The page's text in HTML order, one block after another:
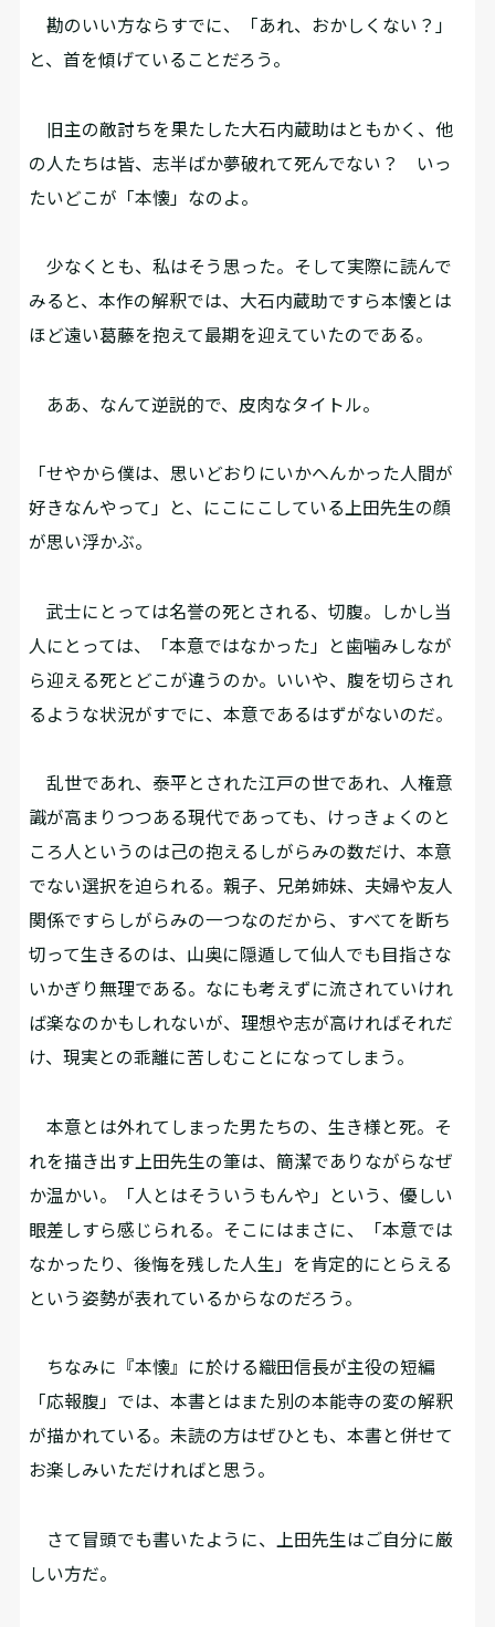
勘のいい方ならすでに、「あれ、おかしくない？」
と、首を傾げていることだろう。
旧主の敵討ちを果たした大石内蔵助はともかく、他
の人たちは皆、志半ばか夢破れて死んでない？ いっ
たいどこが「本懐」なのよ。
少なくとも、私はそう思った。そして実際に読んで
みると、本作の解釈では、大石内蔵助ですら本懐とは
ほど遠い葛藤を抱えて最期を迎えていたのである。
ああ、なんて逆説的で、皮肉なタイトル――。
「せやから僕は、思いどおりにいかへんかった人間が
好きなんやって」と、にこにこしている上田先生の顔
が思い浮かぶ。
武士にとっては名誉の死とされる、切腹。しかし当
人にとっては、「本意ではなかった」と歯噛みしなが
ら迎える死とどこが違うのか。いいや、腹を切らされ
るような状況がすでに、本意であるはずがないのだ。
乱世であれ、泰平とされた江戸の世であれ、人権意
識が高まりつつある現代であっても、けっきょくのと
ころ人というのは己の抱えるしがらみの数だけ、本意
でない選択を迫られる。親子、兄弟姉妹、夫婦や友人
関係ですらしがらみの一つなのだから、すべてを断ち
切って生きるのは、山奥に隠遁して仙人でも目指さな
いかぎり無理である。なにも考えずに流されていけれ
ば楽なのかもしれないが、理想や志が高ければそれだ
け、現実との乖離に苦しむことになってしまう。
本意とは外れてしまった男たちの、生き様と死。そ
れを描き出す上田先生の筆は、簡潔でありながらなぜ
か温かい。「人とはそういうもんや」という、優しい
眼差しすら感じられる。そこにはまさに、「本意では
なかったり、後悔を残した人生」を肯定的にとらえる
という姿勢が表れているからなのだろう。
ちなみに『本懐』に於ける織田信長が主役の短編
「応報腹」では、本書とはまた別の本能寺の変の解釈
が描かれている。未読の方はぜひとも、本書と併せて
お楽しみいただければと思う。
さて冒頭でも書いたように、上田先生はご自分に厳
しい方だ。